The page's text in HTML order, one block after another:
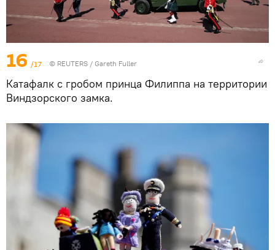
16 /17 © REUTERS / Gareth Fuller
Катафалк с гробом принца Филиппа на территории
Виндзорского замка.